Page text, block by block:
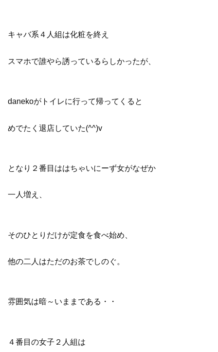
キャバ系４人組は化粧を終え
スマホで誰やら誘っているらしかったが、
danekoがトイレに行って帰ってくると
めでたく退店していた(^^)v
となり２番目ははちゃいにーず女がなぜか
一人増え、
そのひとりだけが定食を食べ始め、
他の二人はただのお茶でしのぐ。
雰囲気は暗～いままである・・
４番目の女子２人組は